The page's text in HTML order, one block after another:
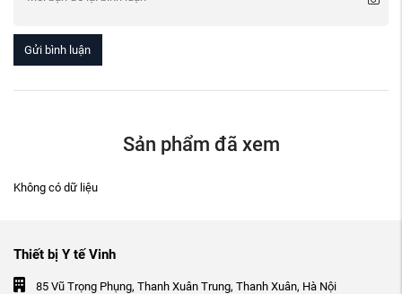
Gửi bình luận
Sản phẩm đã xem
Không có dữ liệu
Thiết bị Y tế Vinh
85 Vũ Trọng Phụng, Thanh Xuân Trung, Thanh Xuân, Hà Nội